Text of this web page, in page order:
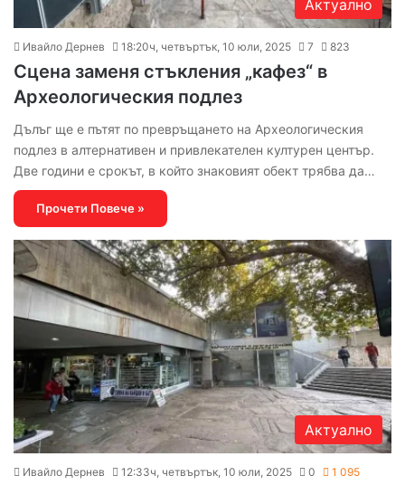
Актуално
Ивайло Дернев 18:20ч, четвъртък, 10 юли, 2025 7 823
Сцена заменя стъкления „кафез“ в
Археологическия подлез
Дълъг ще е пътят по превръщането на Археологическия
подлез в алтернативен и привлекателен културен център.
Две години е срокът, в който знаковият обект трябва да…
Прочети Повече »
Актуално
Ивайло Дернев 12:33ч, четвъртък, 10 юли, 2025 0 1 095